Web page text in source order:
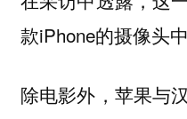
款iPhone的摄像头中
除电影外，苹果与